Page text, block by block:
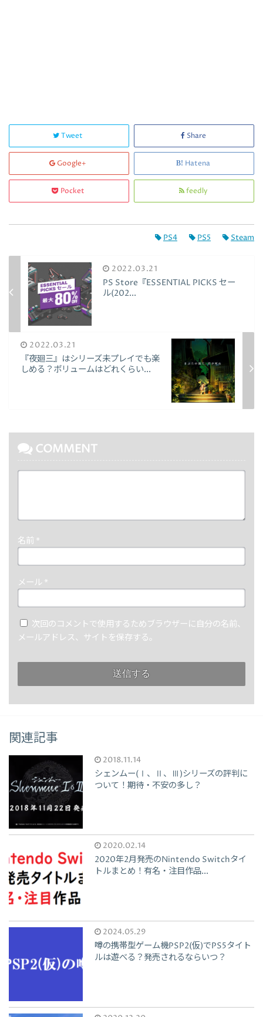
Tweet Share
Google+ Hatena
Pocket feedly
PS4 PS5 Steam
2022.03.21
PS Store『ESSENTIAL PICKS セー
ル(202...
2022.03.21
『夜廻三』はシリーズ未プレイでも楽
しめる？ボリュームはどれくらい...
COMMENT
名前 *
メール *
次回のコメントで使用するためブラウザーに自分の名前、
メールアドレス、サイトを保存する。
関連記事
2018.11.14
シェンムー(Ⅰ、Ⅱ、Ⅲ)シリーズの評判に
ついて！期待・不安の多し？
2020.02.14
2020年2月発売のNintendo Switchタイ
トルまとめ！有名・注目作品...
2024.05.29
噂の携帯型ゲーム機PSP2(仮)でPS5タイト
ルは遊べる？発売されるならいつ？